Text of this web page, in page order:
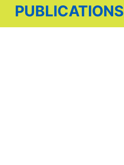
PUBLICATIONS